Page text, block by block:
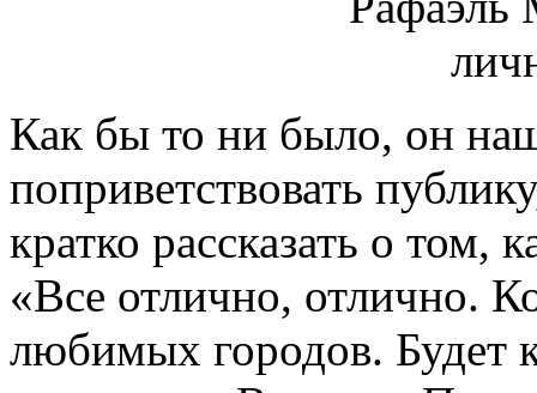
Как бы то ни было, он
поприветствовать
кратко рассказать о
«Все отлично, отлично.
любимых городов. Будет